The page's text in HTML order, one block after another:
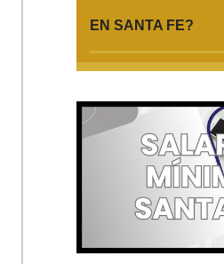
EN SANTA FE?